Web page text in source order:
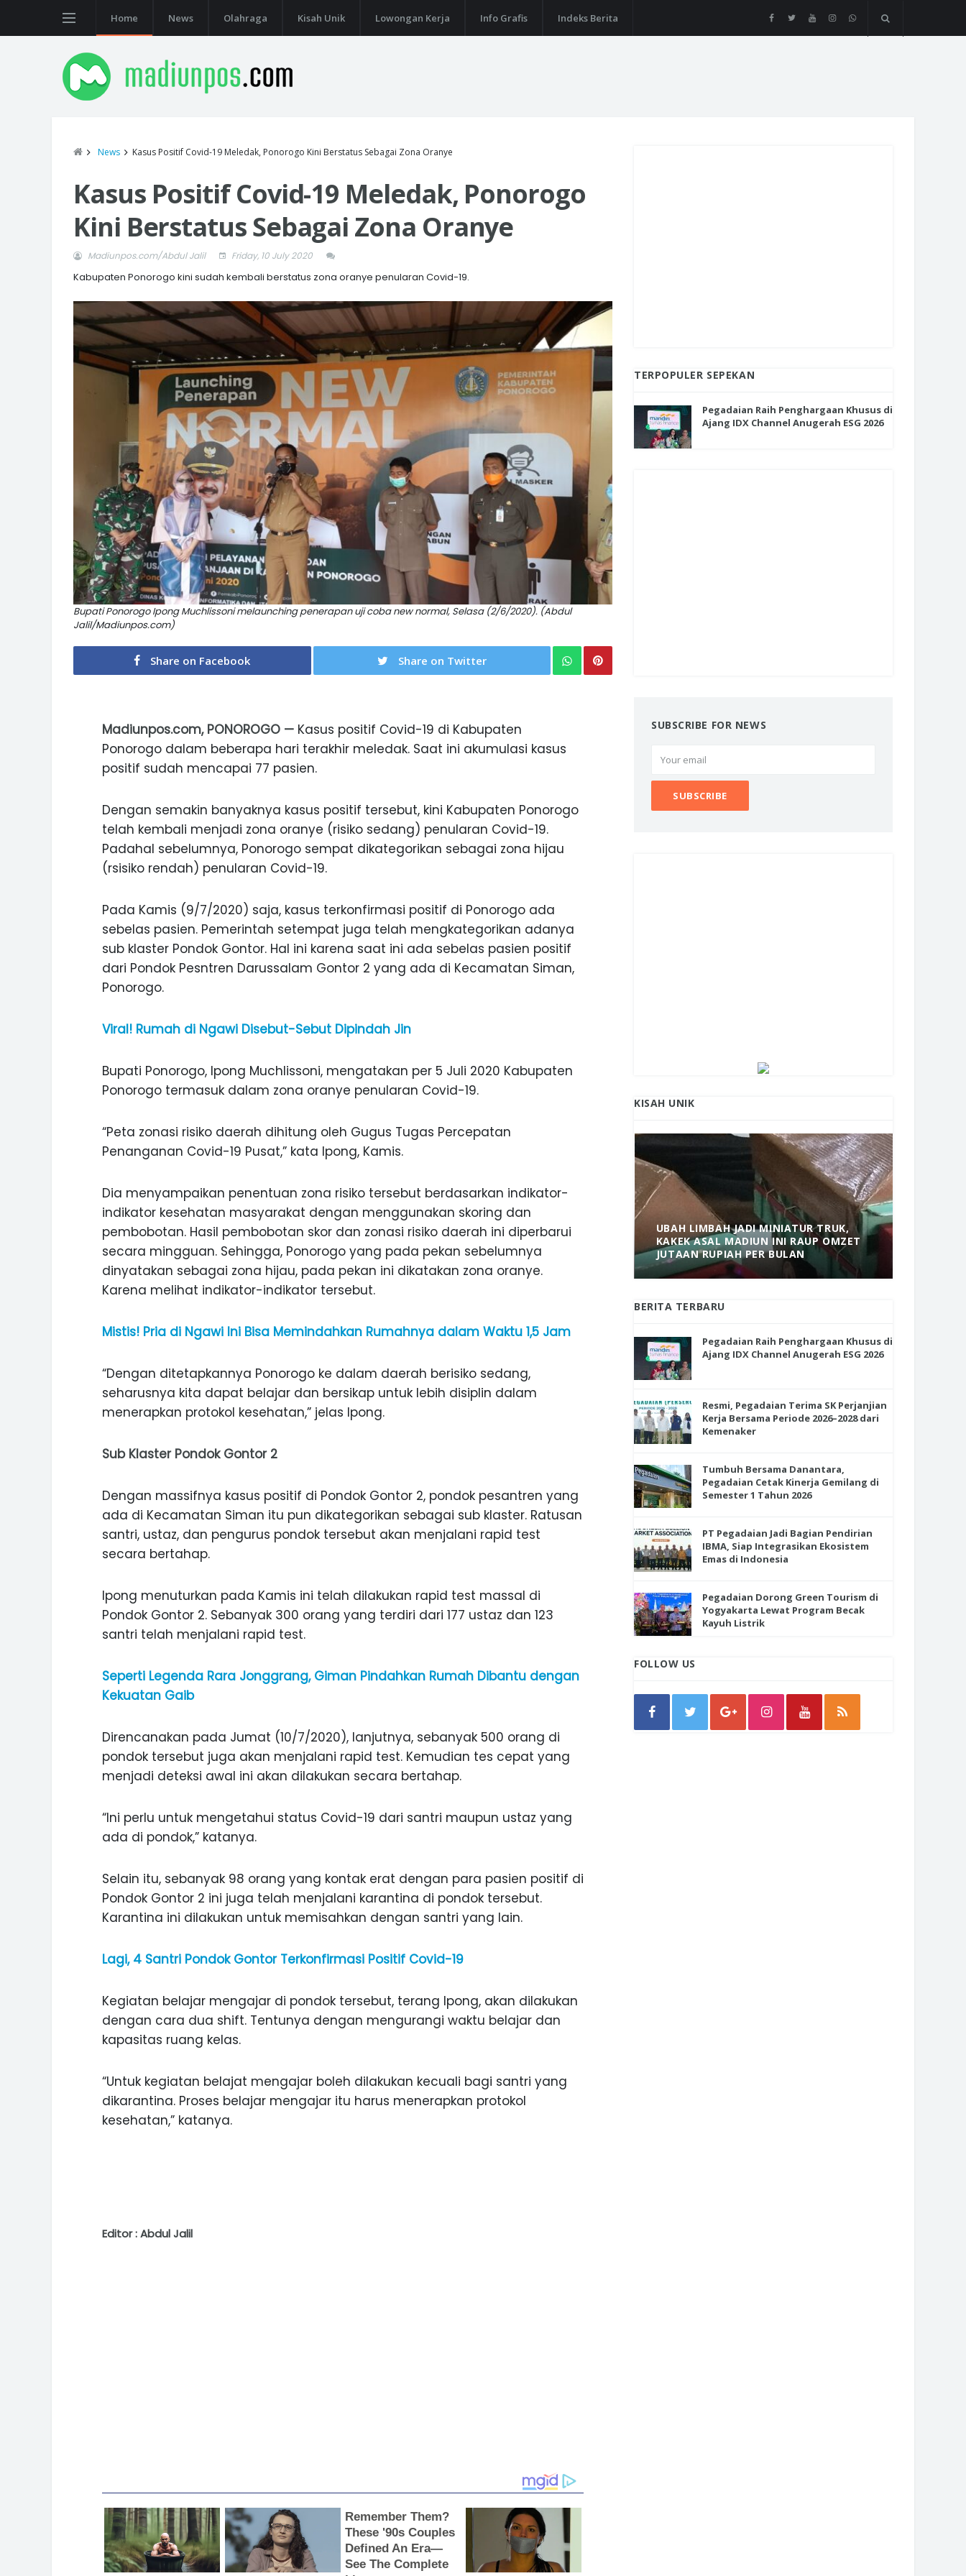
Home News Olahraga Kisah Unik Lowongan Kerja Info Grafis Indeks Berita
News Kasus Positif Covid-19 Meledak, Ponorogo Kini Berstatus Sebagai Zona Oranye
Kasus Positif Covid-19 Meledak, Ponorogo
Kini Berstatus Sebagai Zona Oranye
Madiunpos.com/Abdul Jalil Friday, 10 July 2020
Kabupaten Ponorogo kini sudah kembali berstatus zona oranye penularan Covid-19.
Bupati Ponorogo Ipong Muchlissoni melaunching penerapan uji coba new normal, Selasa (2/6/2020). (Abdul
Jalil/Madiunpos.com)
Share on Facebook Share on Twitter
Madiunpos.com, PONOROGO — Kasus positif Covid-19 di Kabupaten
Ponorogo dalam beberapa hari terakhir meledak. Saat ini akumulasi kasus
positif sudah mencapai 77 pasien.
Dengan semakin banyaknya kasus positif tersebut, kini Kabupaten Ponorogo
telah kembali menjadi zona oranye (risiko sedang) penularan Covid-19.
Padahal sebelumnya, Ponorogo sempat dikategorikan sebagai zona hijau
(rsisiko rendah) penularan Covid-19.
Pada Kamis (9/7/2020) saja, kasus terkonfirmasi positif di Ponorogo ada
sebelas pasien. Pemerintah setempat juga telah mengkategorikan adanya
sub klaster Pondok Gontor. Hal ini karena saat ini ada sebelas pasien positif
dari Pondok Pesntren Darussalam Gontor 2 yang ada di Kecamatan Siman,
Ponorogo.
Viral! Rumah di Ngawi Disebut-Sebut Dipindah Jin
Bupati Ponorogo, Ipong Muchlissoni, mengatakan per 5 Juli 2020 Kabupaten
Ponorogo termasuk dalam zona oranye penularan Covid-19.
“Peta zonasi risiko daerah dihitung oleh Gugus Tugas Percepatan
Penanganan Covid-19 Pusat,” kata Ipong, Kamis.
Dia menyampaikan penentuan zona risiko tersebut berdasarkan indikator-
indikator kesehatan masyarakat dengan menggunakan skoring dan
pembobotan. Hasil pembobotan skor dan zonasi risiko daerah ini diperbarui
secara mingguan. Sehingga, Ponorogo yang pada pekan sebelumnya
dinyatakan sebagai zona hijau, pada pekan ini dikatakan zona oranye.
Karena melihat indikator-indikator tersebut.
Mistis! Pria di Ngawi Ini Bisa Memindahkan Rumahnya dalam Waktu 1,5 Jam
“Dengan ditetapkannya Ponorogo ke dalam daerah berisiko sedang,
seharusnya kita dapat belajar dan bersikap untuk lebih disiplin dalam
menerapkan protokol kesehatan,” jelas Ipong.
Sub Klaster Pondok Gontor 2
Dengan massifnya kasus positif di Pondok Gontor 2, pondok pesantren yang
ada di Kecamatan Siman itu pun dikategorikan sebagai sub klaster. Ratusan
santri, ustaz, dan pengurus pondok tersebut akan menjalani rapid test
secara bertahap.
Ipong menuturkan pada Kamis ini telah dilakukan rapid test massal di
Pondok Gontor 2. Sebanyak 300 orang yang terdiri dari 177 ustaz dan 123
santri telah menjalani rapid test.
Seperti Legenda Rara Jonggrang, Giman Pindahkan Rumah Dibantu dengan
Kekuatan Gaib
Direncanakan pada Jumat (10/7/2020), lanjutnya, sebanyak 500 orang di
pondok tersebut juga akan menjalani rapid test. Kemudian tes cepat yang
menjadi deteksi awal ini akan dilakukan secara bertahap.
“Ini perlu untuk mengetahui status Covid-19 dari santri maupun ustaz yang
ada di pondok,” katanya.
Selain itu, sebanyak 98 orang yang kontak erat dengan para pasien positif di
Pondok Gontor 2 ini juga telah menjalani karantina di pondok tersebut.
Karantina ini dilakukan untuk memisahkan dengan santri yang lain.
Lagi, 4 Santri Pondok Gontor Terkonfirmasi Positif Covid-19
Kegiatan belajar mengajar di pondok tersebut, terang Ipong, akan dilakukan
dengan cara dua shift. Tentunya dengan mengurangi waktu belajar dan
kapasitas ruang kelas.
“Untuk kegiatan belajat mengajar boleh dilakukan kecuali bagi santri yang
dikarantina. Proses belajar mengajar itu harus menerapkan protokol
kesehatan,” katanya.
Editor : Abdul Jalil
TERPOPULER SEPEKAN
Pegadaian Raih Penghargaan Khusus di
Ajang IDX Channel Anugerah ESG 2026
SUBSCRIBE FOR NEWS
KISAH UNIK
MANIS, LEGIT, DAN PAHIT, NIKMATNYA
DURIAN SEGULUNG MADIUN
ANAK-ANAK BOJONEGORO DAN
NGANJUK SEKOLAH DI SMPN SARADAN
SEJAK 1996
UBAH LIMBAH JADI MINIATUR TRUK,
KAKEK ASAL MADIUN INI RAUP OMZET
JUTAAN RUPIAH PER BULAN
BERITA TERBARU
Pegadaian Raih Penghargaan Khusus di
Ajang IDX Channel Anugerah ESG 2026
Resmi, Pegadaian Terima SK Perjanjian
Kerja Bersama Periode 2026–2028 dari
Kemenaker
Tumbuh Bersama Danantara,
Pegadaian Cetak Kinerja Gemilang di
Semester 1 Tahun 2026
PT Pegadaian Jadi Bagian Pendirian
IBMA, Siap Integrasikan Ekosistem
Emas di Indonesia
Pegadaian Dorong Green Tourism di
Yogyakarta Lewat Program Becak
Kayuh Listrik
FOLLOW US